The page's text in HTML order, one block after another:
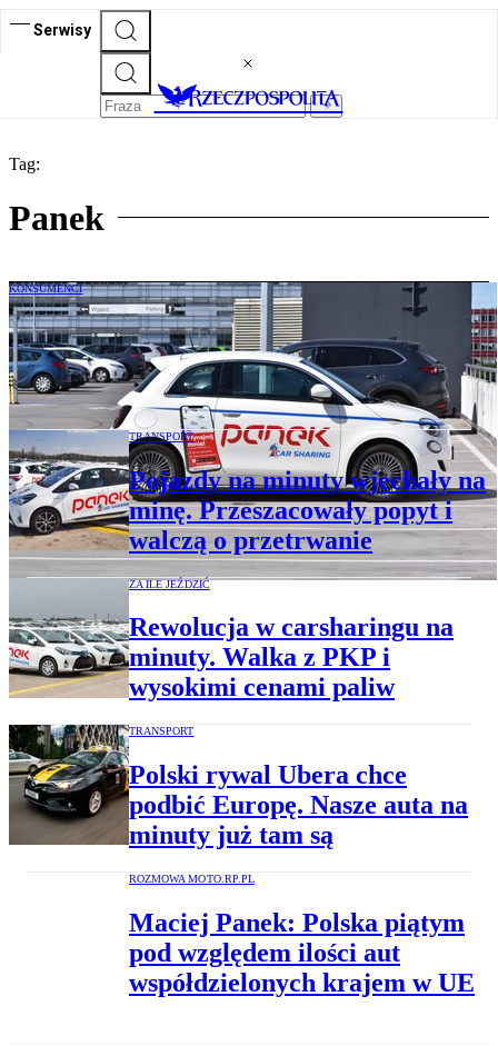
Serwisy
Tag:
Panek
KONSUMENCI
Zarzuty, kara i doniesienie do
prokuratury na wypożyczalnię
samochodów Panek
TRANSPORT
Pojazdy na minuty wjechały na
minę. Przeszacowały popyt i
walczą o przetrwanie
ZA ILE JEŹDZIĆ
Rewolucja w carsharingu na
minuty. Walka z PKP i
wysokimi cenami paliw
TRANSPORT
Polski rywal Ubera chce
podbić Europę. Nasze auta na
minuty już tam są
ROZMOWA MOTO.RP.PL
Maciej Panek: Polska piątym
pod względem ilości aut
współdzielonych krajem w UE